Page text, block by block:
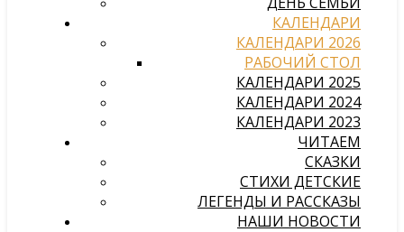
КАЛЕНДАРИ
КАЛЕНДАРИ 2026
РАБОЧИЙ СТОЛ
КАЛЕНДАРИ 2025
КАЛЕНДАРИ 2024
КАЛЕНДАРИ 2023
ЧИТАЕМ
СКАЗКИ
СТИХИ ДЕТСКИЕ
ЛЕГЕНДЫ И РАССКАЗЫ
НАШИ НОВОСТИ